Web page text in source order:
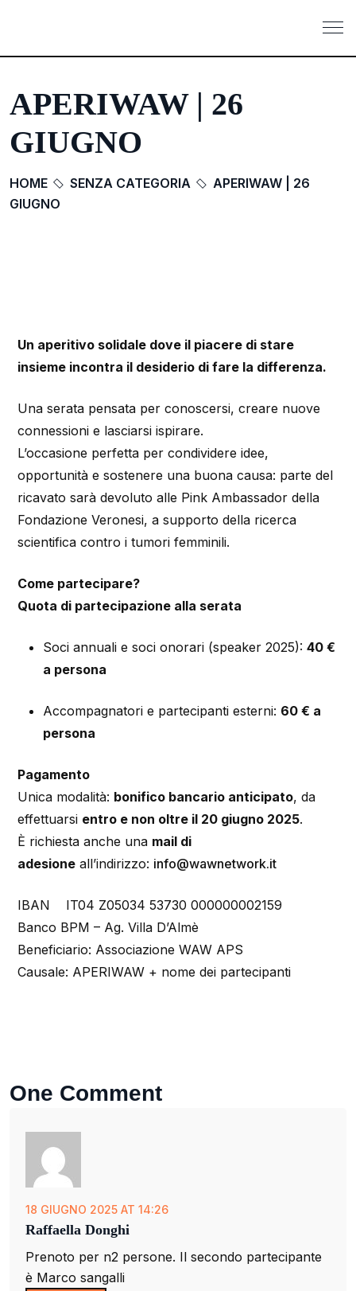
APERIWAW | 26
GIUGNO
HOME SENZA CATEGORIA
APERIWAW | 26
GIUGNO
Un aperitivo solidale dove il piacere di stare
insieme incontra il desiderio di fare la differenza.
Una serata pensata per conoscersi, creare nuove
connessioni e lasciarsi ispirare.
L’occasione perfetta per condividere idee,
opportunità e sostenere una buona causa: parte del
ricavato sarà devoluto alle Pink Ambassador della
Fondazione Veronesi, a supporto della ricerca
scientifica contro i tumori femminili.
Come partecipare?
Quota di partecipazione alla serata
Soci annuali e soci onorari (speaker 2025): 40 €
a persona
Accompagnatori e partecipanti esterni: 60 € a
persona
Pagamento
Unica modalità: bonifico bancario anticipato, da
effettuarsi entro e non oltre il 20 giugno 2025.
È richiesta anche una mail di
adesione all’indirizzo: info@wawnetwork.it
IBAN IT04 Z05034 53730 000000002159
Banco BPM – Ag. Villa D’Almè
Beneficiario: Associazione WAW APS
Causale: APERIWAW + nome dei partecipanti
One Comment
18 GIUGNO 2025 AT 14:26
Raffaella Donghi
Prenoto per n2 persone. Il secondo partecipante
è Marco sangalli